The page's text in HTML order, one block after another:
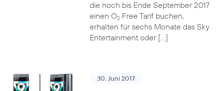
die noch bis Ende September 2017
einen O2Free Tarif buchen,
erhalten für sechs Monate das Sky
Entertainment oder […]
30. Juni 2017